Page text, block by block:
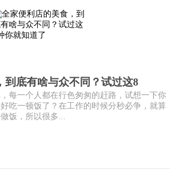
到底有啥与众不同？试过这8
每一个人都在行色匆匆的赶路，试想一下你
吃一顿饭了？在工作的时候分秒必争，就算
饭，所以很多...